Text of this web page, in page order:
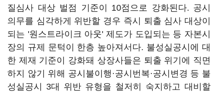
질심사 대상 벌점 기준이 10점으로 강화된다. 공시
의무를 심각하게 위반할 경우 즉시 퇴출 심사 대상이
되는 '원스트라이크 아웃' 제도가 도입되는 등 자본시
장의 규제 문턱이 한층 높아져서다. 불성실공시에 대
한 제재 기준이 강화돼 상장사들은 퇴출 위기에 직면
하지 않기 위해 공시불이행·공시번복·공시변경 등 불
성실공시 3대 위반 유형을 철저히 숙지하고 대비할